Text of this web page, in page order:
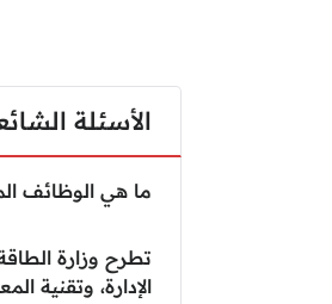
الأسئلة
ما هي الوظائف
تطرح وزارة
الإدارة، وتقنية